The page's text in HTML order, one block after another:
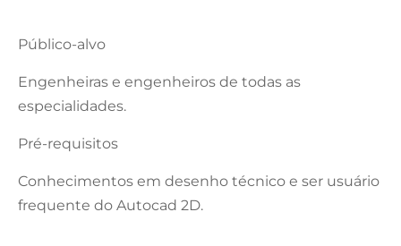
Público-alvo
Engenheiras e engenheiros de todas as
especialidades.
Pré-requisitos
Conhecimentos em desenho técnico e ser usuário
frequente do Autocad 2D.